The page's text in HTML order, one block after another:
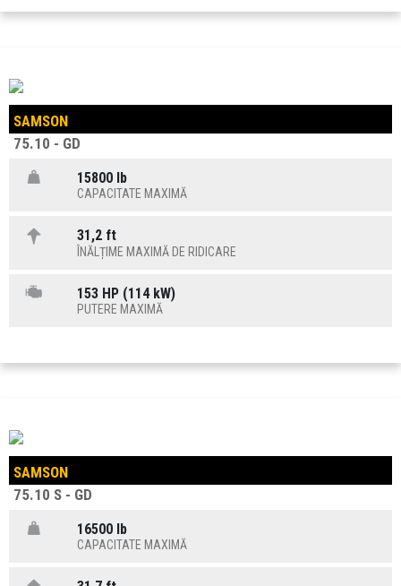
SAMSON
75.10 - GD
15800 lb
CAPACITATE MAXIMĂ
31,2 ft
ÎNĂLȚIME MAXIMĂ DE RIDICARE
153 HP (114 kW)
PUTERE MAXIMĂ
SAMSON
75.10 S - GD
16500 lb
CAPACITATE MAXIMĂ